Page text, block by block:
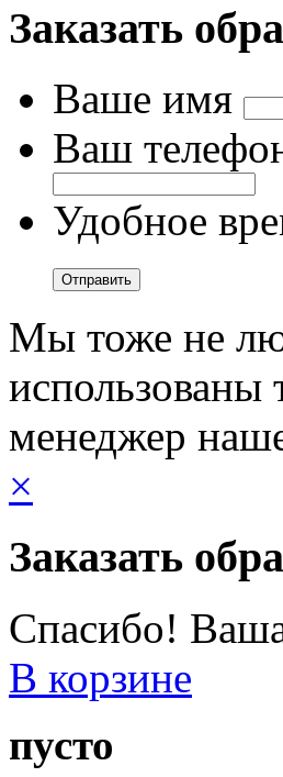
Заказать
Ваше имя
Ваш
Удобное
Мы тоже не
использованы
менеджер
×
Заказать
Спасибо!
В корзине
пусто